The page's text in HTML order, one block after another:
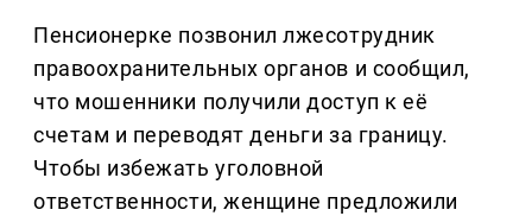
Пенсионерке позвонил лжесотрудник
правоохранительных органов и сообщил,
что мошенники получили доступ к её
счетам и переводят деньги за границу.
Чтобы избежать уголовной
ответственности, женщине предложили